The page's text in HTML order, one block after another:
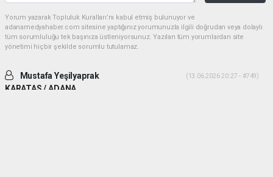
Yorum yazarak Topluluk Kuralları’nı kabul etmiş bulunuyor ve
adanamedyahaber.com sitesine yaptığınız yorumunuzla ilgili doğrudan veya dolaylı
tüm sorumluluğu tek başınıza üstleniyorsunuz. Yazılan tüm yorumlardan site
yönetimi hiçbir şekilde sorumlu tutulamaz.
Mustafa Yeşilyaprak
KARATAS / ADANA
(13.06.2026 20:27 - #749)